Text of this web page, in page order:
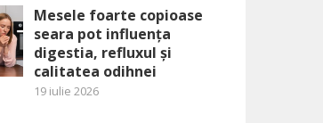
Mesele foarte copioase
seara pot influența
digestia, refluxul și
calitatea odihnei
19 iulie 2026